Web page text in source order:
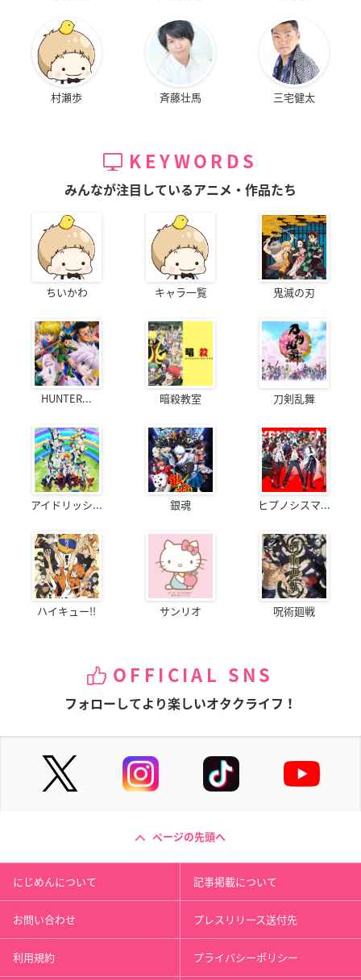
村瀬歩 斉藤壮馬 三宅健太
KEYWORDS
みんなが注目しているアニメ・作品たち
ちいかわ キャラ一覧 鬼滅の刃
HUNTER... 暗殺教室 刀剣乱舞
アイドリッシ... 銀魂 ヒプノシスマ...
ハイキュー!! サンリオ 呪術廻戦
OFFICIAL SNS
フォローしてより楽しいオタクライフ！
ページの先頭へ
にじめんについて 記事掲載について
お問い合わせ プレスリリース送付先
利用規約 プライバシーポリシー